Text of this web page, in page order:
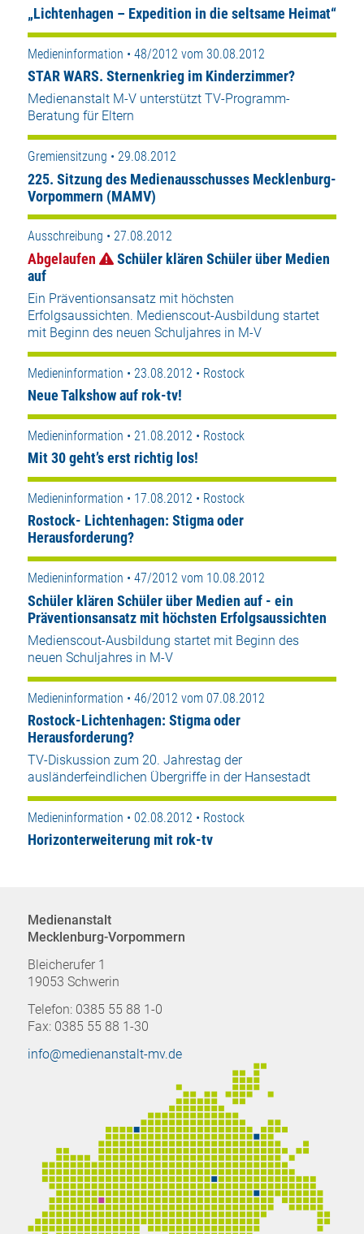
„Lichtenhagen – Expedition in die seltsame Heimat“
Medieninformation • 48/2012 vom 30.08.2012
STAR WARS. Sternenkrieg im Kinderzimmer?
Medienanstalt M-V unterstützt TV-Programm-
Beratung für Eltern
Gremiensitzung • 29.08.2012
225. Sitzung des Medienausschusses Mecklenburg-
Vorpommern (MAMV)
Ausschreibung • 27.08.2012
Abgelaufen
Schüler klären Schüler über Medien
auf
Ein Präventionsansatz mit höchsten
Erfolgsaussichten. Medienscout-Ausbildung startet
mit Beginn des neuen Schuljahres in M-V
Medieninformation • 23.08.2012 • Rostock
Neue Talkshow auf rok-tv!
Medieninformation • 21.08.2012 • Rostock
Mit 30 geht’s erst richtig los!
Medieninformation • 17.08.2012 • Rostock
Rostock- Lichtenhagen: Stigma oder
Herausforderung?
Medieninformation • 47/2012 vom 10.08.2012
Schüler klären Schüler über Medien auf - ein
Präventionsansatz mit höchsten Erfolgsaussichten
Medienscout-Ausbildung startet mit Beginn des
neuen Schuljahres in M-V
Medieninformation • 46/2012 vom 07.08.2012
Rostock-Lichtenhagen: Stigma oder
Herausforderung?
TV-Diskussion zum 20. Jahrestag der
ausländerfeindlichen Übergriffe in der Hansestadt
Medieninformation • 02.08.2012 • Rostock
Horizonterweiterung mit rok-tv
Medienanstalt
Mecklenburg-Vorpommern
Bleicherufer 1
19053 Schwerin
Telefon: 0385 55 88 1-0
Fax: 0385 55 88 1-30
info@medienanstalt-mv.de